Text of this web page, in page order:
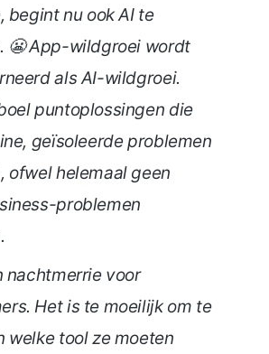
begint nu ook AI te
😬 App-wildgroei wordt
als AI-wildgroei.
puntoplossingen die
geïsoleerde problemen
ofwel helemaal geen
problemen
nachtmerrie voor
Het is te moeilijk om te
welke tool ze moeten